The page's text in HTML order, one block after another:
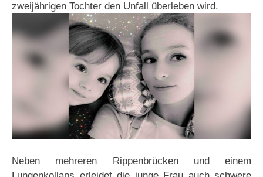
zweijährigen Tochter den Unfall überleben wird.
Neben mehreren Rippenbrücken und einem